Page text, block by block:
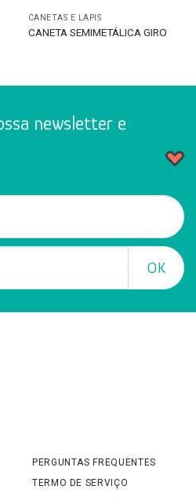
CANETAS E LÁPIS
CANETA SEMIMETÁLICA GIRO
newsletter e
PERGUNTAS FREQUENTES
TERMO DE SERVIÇO